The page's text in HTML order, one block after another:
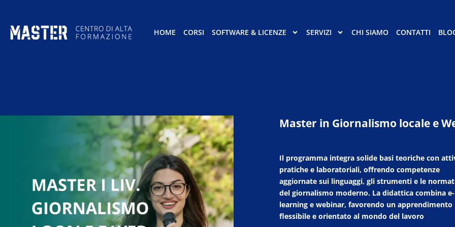
HOME CORSI SOFTWARE & LICENZE SERVIZI CHI SIAMO CONTATTI
Master in Giornalismo locale e
Il programma integra solide basi teoriche con
pratiche e laboratoriali, offrendo competenze
aggiornate sui linguaggi, gli strumenti e le
del giornalismo moderno. La didattica combina e-
learning e webinar, favorendo un apprendimento
flessibile e orientato al mondo del lavoro